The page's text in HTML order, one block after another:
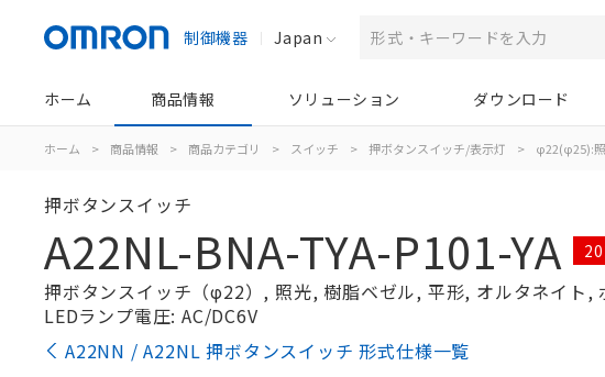
制御機器 Japan
ホーム 商品情報 ソリューション ダウンロード
ホーム > 商品情報 > 商品カテゴリ > スイッチ > 押ボタンスイッチ/表示灯 > φ22(φ25):
押ボタンスイッチ
A22NL-BNA-TYA-P101-YA
押ボタンスイッチ（φ22）, 照光, 樹脂ベゼル, 平形, オルタネイ
LEDランプ電圧: AC/DC6V
A22NN / A22NL 押ボタンスイッチ 形式仕様一覧